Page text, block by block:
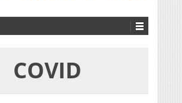
COVID